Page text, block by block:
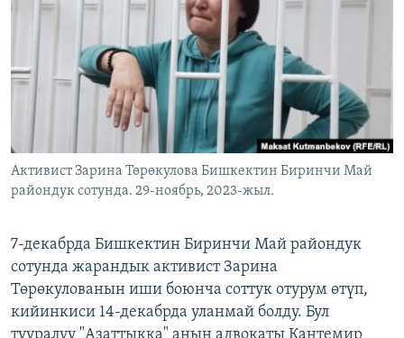
АЗАТТЫК+
ЫҢГАЙСЫЗ СУРООЛОР
ЭЕ/АРнун бардык сайттары
Активист Зарина Төрөкулова Бишкектин Биринчи Май
райондук сотунда. 29-ноябрь, 2023-жыл.
7-декабрда Бишкектин Биринчи Май райондук
сотунда жарандык активист Зарина
Төрөкулованын иши боюнча соттук отурум өтүп,
кийинкиси 14-декабрда уланмай болду. Бул